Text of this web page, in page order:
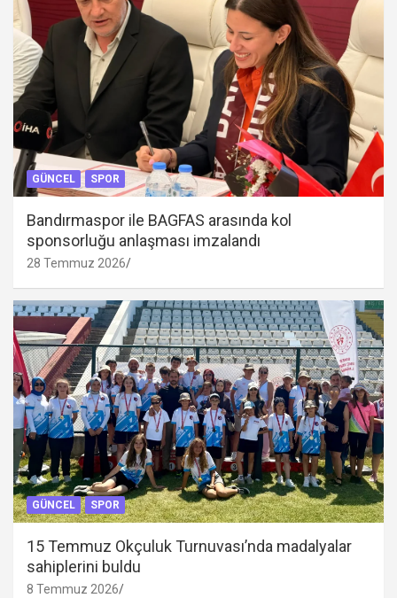
GÜNCEL SPOR
Bandırmaspor ile BAGFAS arasında kol
sponsorluğu anlaşması imzalandı
28 Temmuz 2026
GÜNCEL SPOR
15 Temmuz Okçuluk Turnuvası’nda madalyalar
sahiplerini buldu
8 Temmuz 2026